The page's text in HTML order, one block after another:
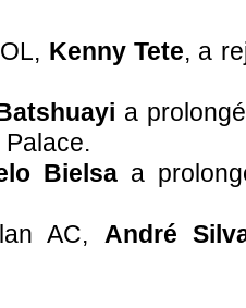
Kenny Tete, a
a
Bielsa a
AC, André